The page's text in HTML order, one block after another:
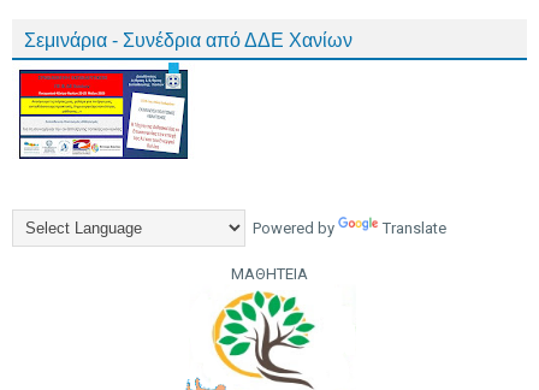
Σεμινάρια - Συνέδρια από ΔΔΕ Χανίων
Powered by Translate
ΜΑΘΗΤΕΙΑ